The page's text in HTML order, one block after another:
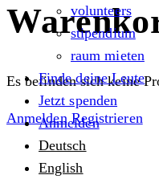
Es befinden sich keine
Anmelden Registrieren
volunteers
stipendium
raum mieten
Finde deine Leute
Jetzt spenden
Anmelden
Deutsch
English